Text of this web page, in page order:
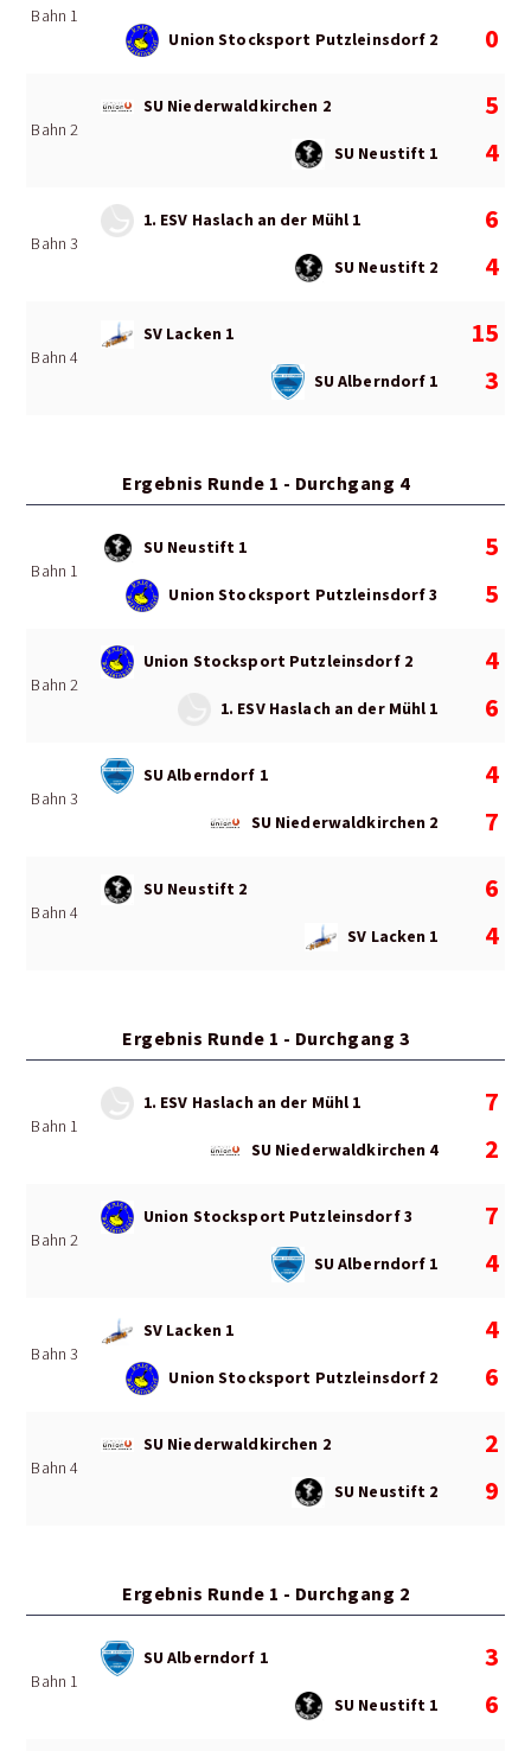
Bahn 1
0
Union Stocksport Putzleinsdorf 2
Bahn 2
SU Niederwaldkirchen 2
5
4
SU Neustift 1
Bahn 3
1. ESV Haslach an der Mühl 1
6
4
SU Neustift 2
Bahn 4
SV Lacken 1
15
3
SU Alberndorf 1
Ergebnis Runde 1 - Durchgang 4
Bahn 1
SU Neustift 1
5
5
Union Stocksport Putzleinsdorf 3
Bahn 2
Union Stocksport Putzleinsdorf 2
4
6
1. ESV Haslach an der Mühl 1
Bahn 3
SU Alberndorf 1
4
7
SU Niederwaldkirchen 2
Bahn 4
SU Neustift 2
6
4
SV Lacken 1
Ergebnis Runde 1 - Durchgang 3
Bahn 1
1. ESV Haslach an der Mühl 1
7
2
SU Niederwaldkirchen 4
Bahn 2
Union Stocksport Putzleinsdorf 3
7
4
SU Alberndorf 1
Bahn 3
SV Lacken 1
4
6
Union Stocksport Putzleinsdorf 2
Bahn 4
SU Niederwaldkirchen 2
2
9
SU Neustift 2
Ergebnis Runde 1 - Durchgang 2
Bahn 1
SU Alberndorf 1
3
6
SU Neustift 1